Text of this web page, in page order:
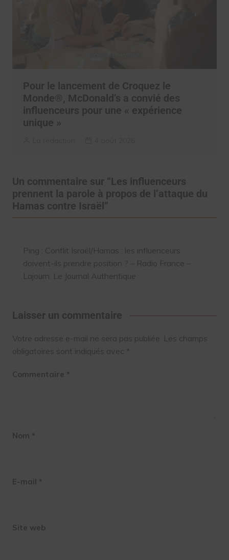
Pour le lancement de Croquez le
Monde®, McDonald’s a convié des
influenceurs pour une « expérience
unique »
Un commentaire sur “Les influenceurs
prennent la parole à propos de l’attaque du
Hamas contre Israël”
Ping : Conflit Israël/Hamas : les influenceurs
doivent-ils prendre position ? – Radio France –
Lajourn: Le Journal Authentique
Laisser un commentaire
Votre adresse e-mail ne sera pas publiée. Les champs
obligatoires sont indiqués avec *
Commentaire *
Nom *
E-mail *
Site web